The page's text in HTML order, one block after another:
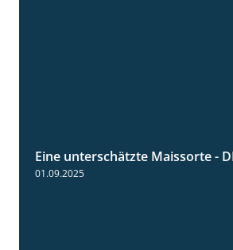
Eine unterschätzte Maissorte -
01.09.2025